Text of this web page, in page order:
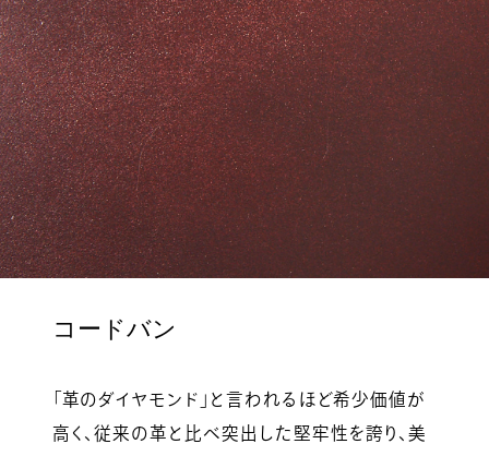
コードバン
「革のダイヤモンド」と言われるほど希少価値が
高く、従来の革と比べ突出した堅牢性を誇り、美